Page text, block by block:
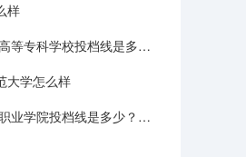
样
2026年南通师范高等专科学校投档线是多少？分数线、费用与入学攻略
大学怎么样
2026年江苏商贸职业学院投档线是多少？分数线、费用与入学攻略